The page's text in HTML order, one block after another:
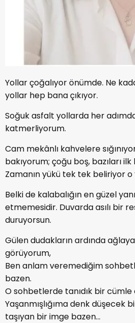
Yollar çoğalıyor önümde. Ne
yollar hep bana çıkıyor.
Soğuk asfalt yollarda her adımda
katmerliyorum.
Cam mekânlı kahvelere
bakıyorum; çoğu boş, bazıları ilk
Zamanın yükü tek tek beliriyor o
Belki de kalabalığın en güzel
etmemesidir. Duvarda asılı bir
duruyorsun.
Gülen dudakların ardında
görüyorum,
Ben anlam veremediğim
bazen.
O sohbetlerde tanıdık bir cümle
Yaşanmışlığıma denk düşecek
taşıyan bir imge bazen…